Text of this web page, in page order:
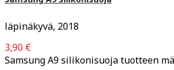
läpinäkyvä, 2018
3,90 €
Samsung A9 silikonisuoja tuotteen